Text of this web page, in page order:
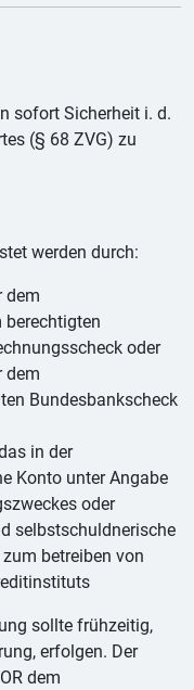
sofort Sicherheit i. d.
(§ 68 ZVG) zu
werden durch:
dem
berechtigten
oder
dem
Bundesbankscheck
in der
Konto unter Angabe
oder
selbstschuldnerische
betreiben von
sollte frühzeitig,
erfolgen. Der
dem